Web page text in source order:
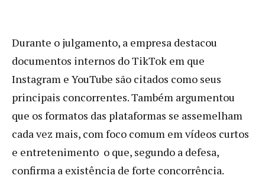
Durante o julgamento, a empresa destacou
documentos internos do TikTok em que
Instagram e YouTube são citados como seus
principais concorrentes. Também argumentou
que os formatos das plataformas se assemelham
cada vez mais, com foco comum em vídeos curtos
e entretenimento o que, segundo a defesa,
confirma a existência de forte concorrência.